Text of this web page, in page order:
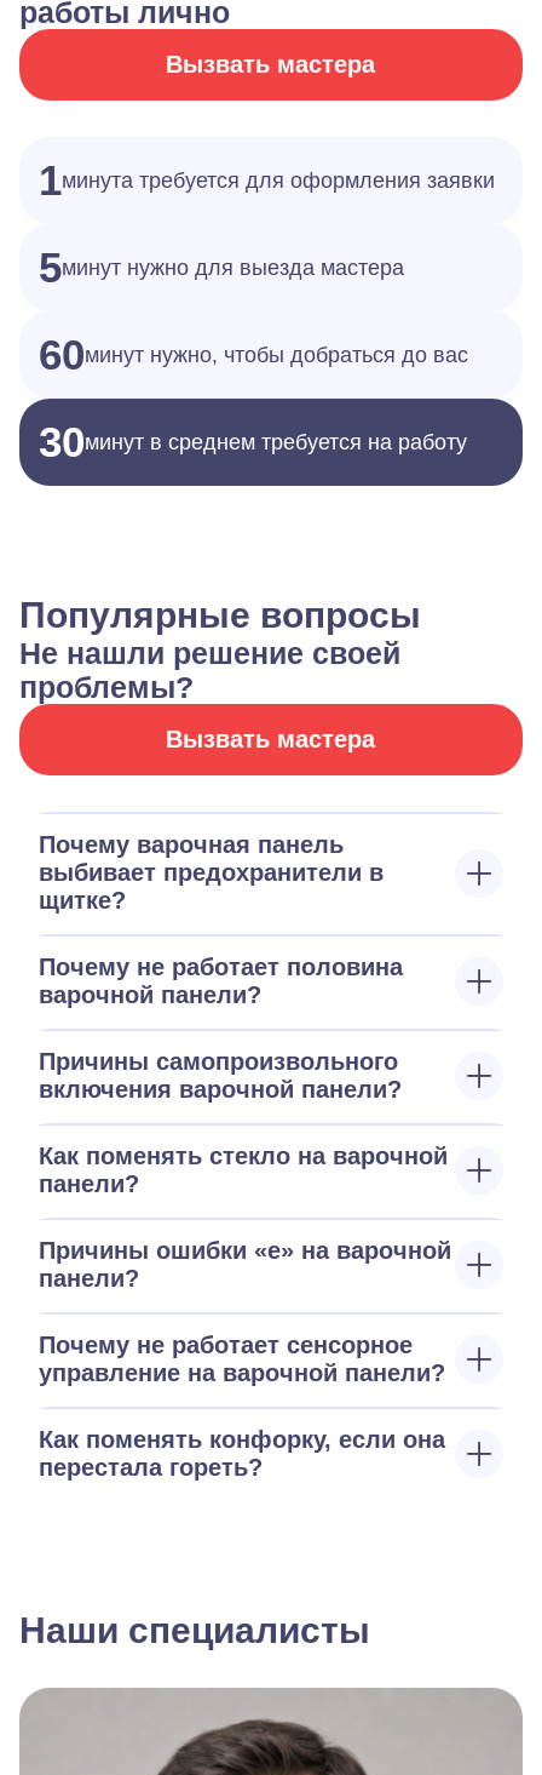
работы лично
Вызвать мастера
1минута требуется для оформления заявки
5минут нужно для выезда мастера
60минут нужно, чтобы добраться до вас
30минут в среднем требуется на работу
Популярные вопросы
Не нашли решение своей
проблемы?
Вызвать мастера
Почему варочная панель
выбивает предохранители в
щитке?
Почему не работает половина
варочной панели?
Причины самопроизвольного
включения варочной панели?
Как поменять стекло на варочной
панели?
Причины ошибки «е» на варочной
панели?
Почему не работает сенсорное
управление на варочной панели?
Как поменять конфорку, если она
перестала гореть?
Наши специалисты